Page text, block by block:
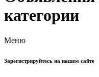
категории
Меню
Зарегистрируйтесь на нашем сайте